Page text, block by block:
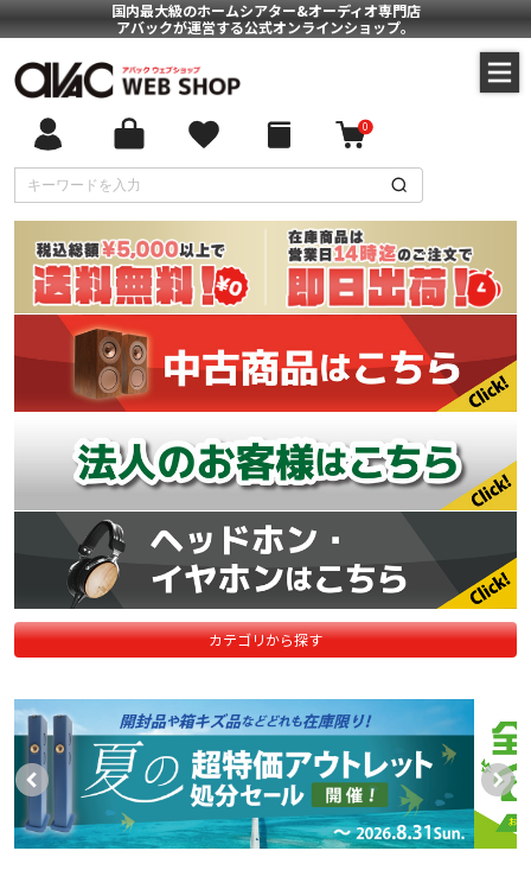
国内最大級のホームシアター&オーディオ専門店
アバックが運営する公式オンラインショップ。
0
カテゴリから探す